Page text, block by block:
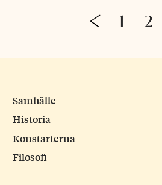
Previous
1 2
Samhälle
Historia
Konstarterna
Filosofi